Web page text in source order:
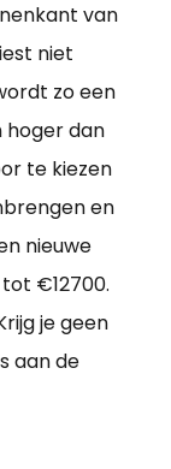
van
niet
zo een
hoger dan
te kiezen
en
nieuwe
€12700.
je geen
aan de